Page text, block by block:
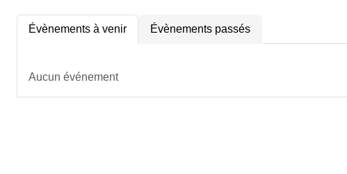
Évènements à venir Évènements passés
Aucun événement